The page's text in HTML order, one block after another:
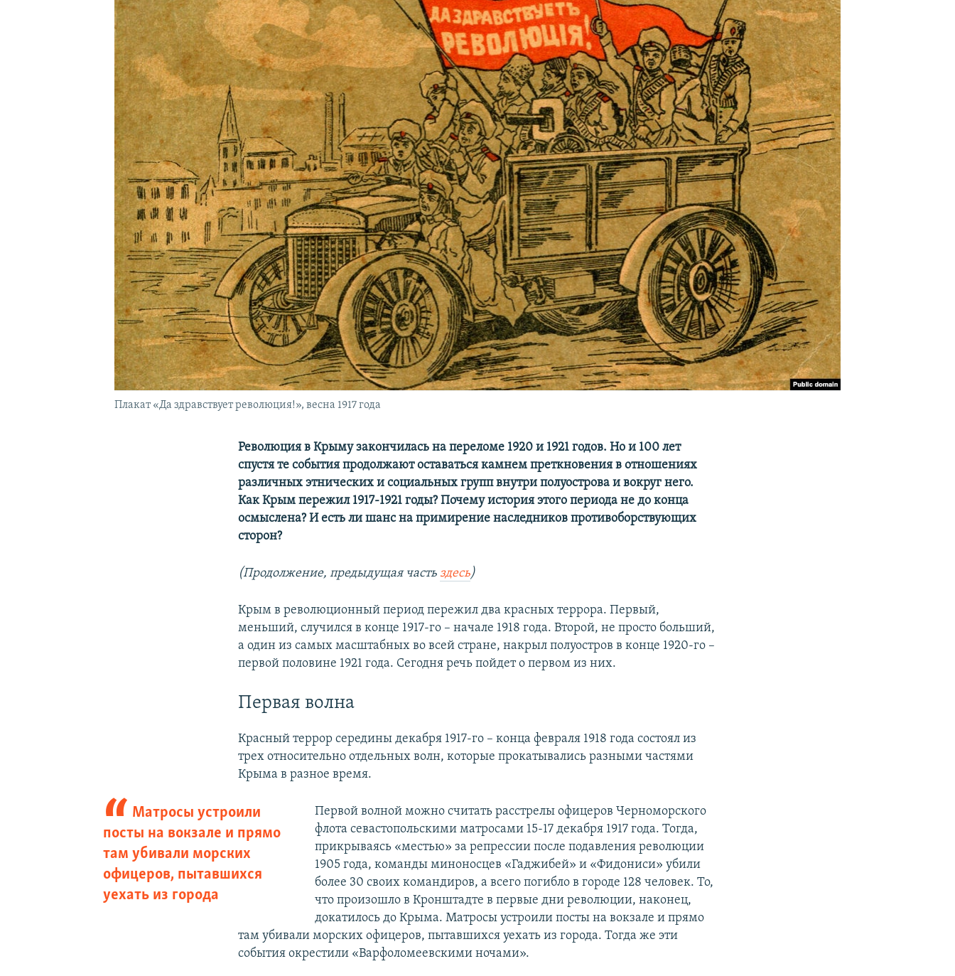
КРЫМ.НЕПОКОРЕННЫЙ
УКРАИНСКАЯ ПРОБЛЕМА КРЫМА
Плакат «Да здравствует революция!», весна 1917 года
Революция в Крыму закончилась на переломе 1920 и 1921 годов. Но и 100 лет
спустя те события продолжают оставаться камнем преткновения в отношениях
различных этнических и социальных групп внутри полуострова и вокруг него.
Как Крым пережил 1917-1921 годы? Почему история этого периода не до конца
осмыслена? И есть ли шанс на примирение наследников противоборствующих
сторон?
(Продолжение, предыдущая частьздесь)
Крым в революционный период пережил два красных террора. Первый,
меньший, случился в конце 1917-го – начале 1918 года. Второй, не просто больший,
а один из самых масштабных во всей стране, накрыл полуостров в конце 1920-го –
первой половине 1921 года. Сегодня речь пойдет о первом из них.
Первая волна
Красный террор середины декабря 1917-го – конца февраля 1918 года состоял из
трех относительно отдельных волн, которые прокатывались разными частями
Крыма в разное время.
Матросы устроили
посты на вокзале и прямо
там убивали морских
офицеров, пытавшихся
уехать из города
Первой волной можно считать расстрелы офицеров Черноморского
флота севастопольскими матросами 15-17 декабря 1917 года. Тогда,
прикрываясь «местью» за репрессии после подавления революции
1905 года, команды миноносцев «Гаджибей» и «Фидониси» убили
более 30 своих командиров, а всего погибло в городе 128 человек. То,
что произошло в Кронштадте в первые дни революции, наконец,
докатилось до Крыма. Матросы устроили посты на вокзале и прямо
там убивали морских офицеров, пытавшихся уехать из города. Тогда же эти
события окрестили «Варфоломеевскими ночами».